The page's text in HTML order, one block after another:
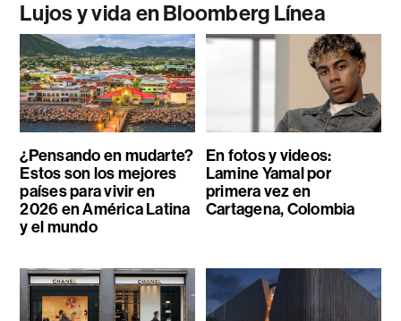
Lujos y vida en Bloomberg Línea
¿Pensando en mudarte?
Estos son los mejores
países para vivir en
2026 en América Latina
y el mundo
En fotos y videos:
Lamine Yamal por
primera vez en
Cartagena, Colombia